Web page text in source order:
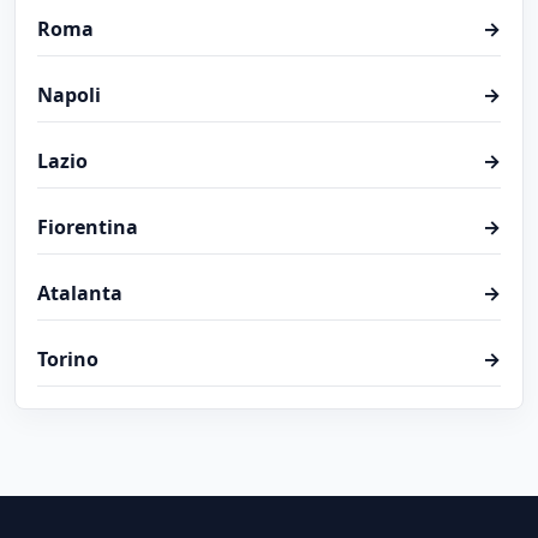
Roma →
Napoli →
Lazio →
Fiorentina →
Atalanta →
Torino →